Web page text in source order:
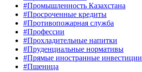
#Промышленность Казахстана
#Просроченные кредиты
#Противопожарная служба
#Профессии
#Прохладительные напитки
#Пруденциальные нормативы
#Прямые иностранные инвестиции
#Пшеница